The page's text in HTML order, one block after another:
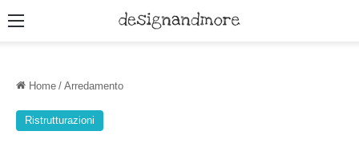
Menu
Home / Arredamento
Ristrutturazioni